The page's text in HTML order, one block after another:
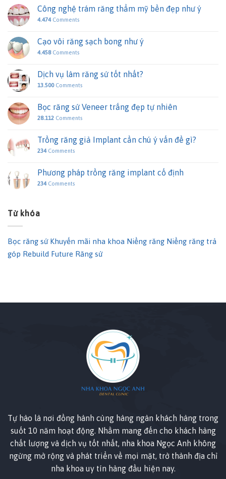
Công nghệ trám răng thẩm mỹ bền đẹp như ý
4.474Comments
Cạo vôi răng sạch bong như ý
4.458Comments
Dịch vụ làm răng sứ tốt nhất?
13.500Comments
Bọc răng sứ Veneer trắng đẹp tự nhiên
28.112 Comments
Trồng răng giả Implant cần chú ý vấn đề gì?
234Comments
Phương pháp trồng răng implant cố định
234Comments
Từ khóa
Bọc răng sứ Khuyến mãi nha khoa Niềng răng Niềng răng trả
góp Rebuild Future Răng sứ
Tự hào là nơi đồng hành cùng hàng ngàn khách hàng trong
suốt 10 năm hoạt động. Nhằm mang đến cho khách hàng
chất lượng và dịch vụ tốt nhất, nha khoa Ngọc Anh không
ngừng mở rộng và phát triển về mọi mặt, trở thành địa chỉ
nha khoa uy tín hàng đầu hiện nay.